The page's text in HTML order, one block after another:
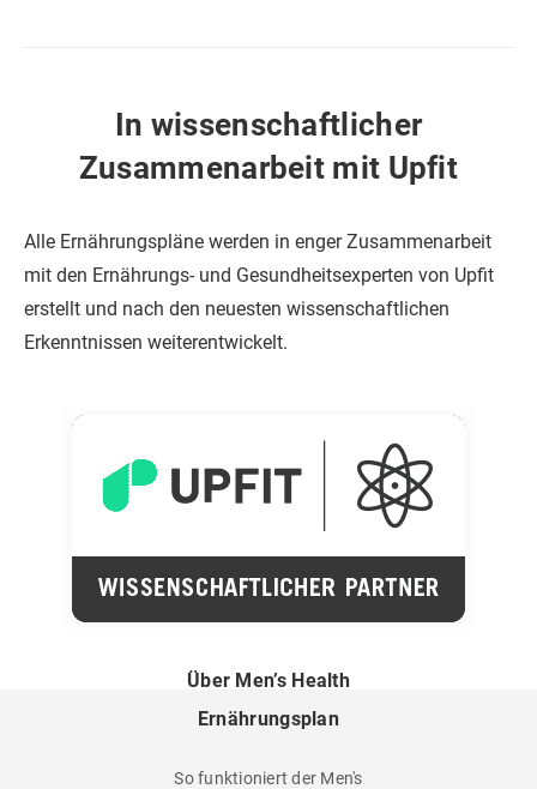
In wissenschaftlicher
Zusammenarbeit mit Upfit
Alle Ernährungspläne werden in enger Zusammenarbeit
mit den Ernährungs- und Gesundheitsexperten von Upfit
erstellt und nach den neuesten wissenschaftlichen
Erkenntnissen weiterentwickelt.
Über Men’s Health
Ernährungsplan
So funktioniert der Men's